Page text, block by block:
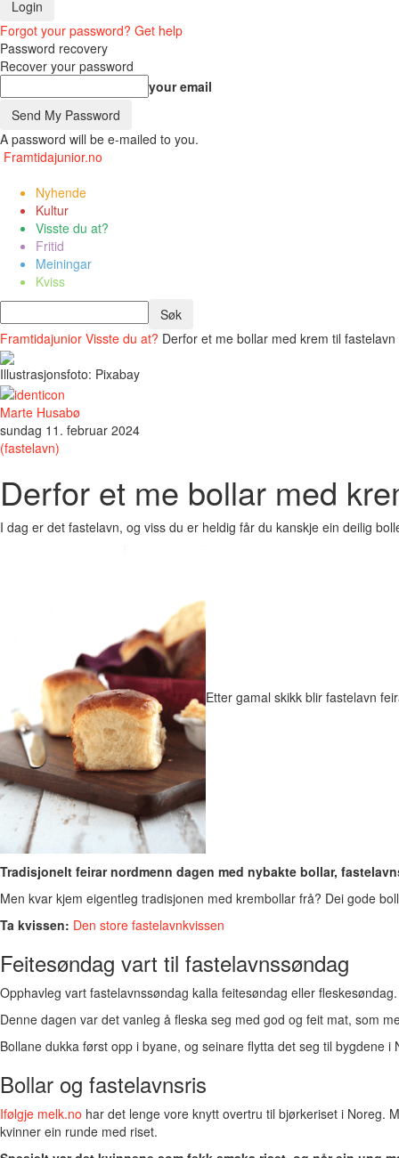
Forgot your password? Get help
Password recovery
Recover your password
your email
A password will be e-mailed to you.
Framtidajunior.no
Nyhende
Kultur
Visste du at?
Fritid
Meiningar
Kviss
Framtidajunior Visste du at? Derfor et me bollar med krem til fastelavn
Illustrasjonsfoto: Pixabay
Marte Husabø
sundag 11. februar 2024
(fastelavn)
Derfor et me bollar med
I dag er det fastelavn, og viss du er heldig får du kanskje ein deilig
Etter gamal skikk blir fastelavn
Tradisjonelt feirar nordmenn dagen med nybakte bollar,
Men kvar kjem eigentleg tradisjonen med krembollar frå? Dei gode
Ta kvissen: Den store fastelavnkvissen
Feitesøndag vart til fastelavnssøndag
Opphavleg vart fastelavnssøndag kalla feitesøndag eller fleskesøndag.
Denne dagen var det vanleg å fleska seg med god og feit mat, som
Bollane dukka først opp i byane, og seinare flytta det seg til bygdene i
Bollar og fastelavnsris
Ifølgje melk.no har det lenge vore knytt overtru til bjørkeriset i Noreg.
kvinner ein runde med riset.